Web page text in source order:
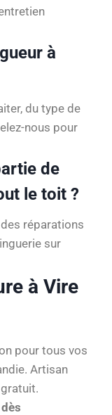
à
du type de
nous pour
de
le toit ?
réparations
sur
à Vire
pour tous vos
Artisan
dès